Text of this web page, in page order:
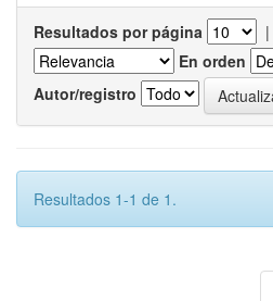
Resultados por página |
En orden
Autor/registro
Resultados 1-1 de 1.